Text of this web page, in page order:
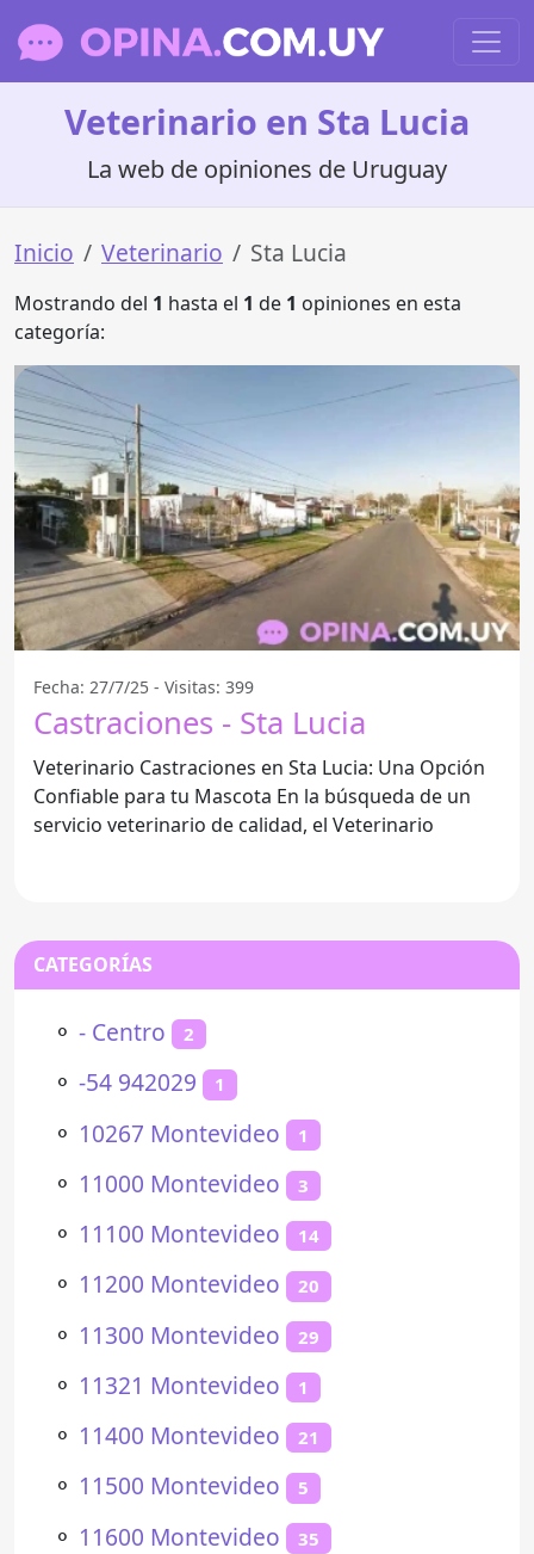
Veterinario en Sta Lucia
La web de opiniones de Uruguay
Inicio Veterinario Sta Lucia
Mostrando del 1 hasta el 1 de 1 opiniones en esta
categoría:
Fecha: 27/7/25 - Visitas: 399
Castraciones - Sta Lucia
Veterinario Castraciones en Sta Lucia: Una Opción
Confiable para tu Mascota En la búsqueda de un
servicio veterinario de calidad, el Veterinario
CATEGORÍAS
⚬ - Centro 2
⚬ -54 942029 1
⚬ 10267 Montevideo 1
⚬ 11000 Montevideo 3
⚬ 11100 Montevideo 14
⚬ 11200 Montevideo 20
⚬ 11300 Montevideo 29
⚬ 11321 Montevideo 1
⚬ 11400 Montevideo 21
⚬ 11500 Montevideo 5
⚬ 11600 Montevideo 35